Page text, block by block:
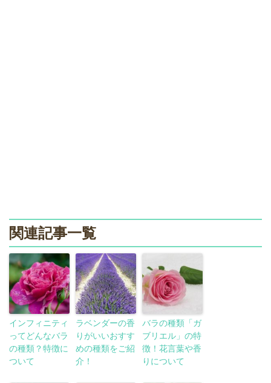
関連記事一覧
インフィニティ
ってどんなバラ
の種類？特徴に
ついて
ラベンダーの香
りがいいおすす
めの種類をご紹
介！
バラの種類「ガ
ブリエル」の特
徴！花言葉や香
りについて